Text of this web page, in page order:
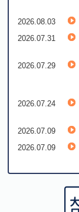
2026.08.03
2026.07.31
2026.07.29
2026.07.24
2026.07.09
2026.07.09